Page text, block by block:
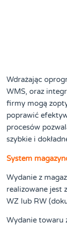
Wdrażając
WMS, oraz
firmy mogą
poprawić
procesów
szybkie i
System
Wydanie z
realizowane jest
WZ lub RW
Wydanie towaru